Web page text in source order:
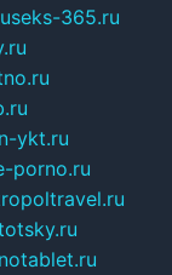
seks-365.ru
ykt.ru
porno.ru